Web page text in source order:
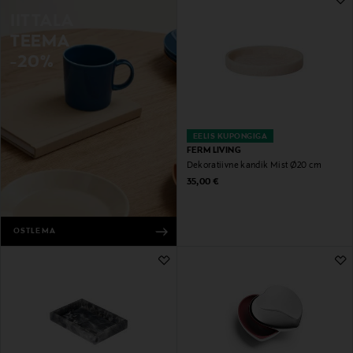
OSTLEMA
EELIS KUPONGIGA
FERM LIVING
Dekoratiivne kandik Mist Ø20 cm
Original Price
35,00 €